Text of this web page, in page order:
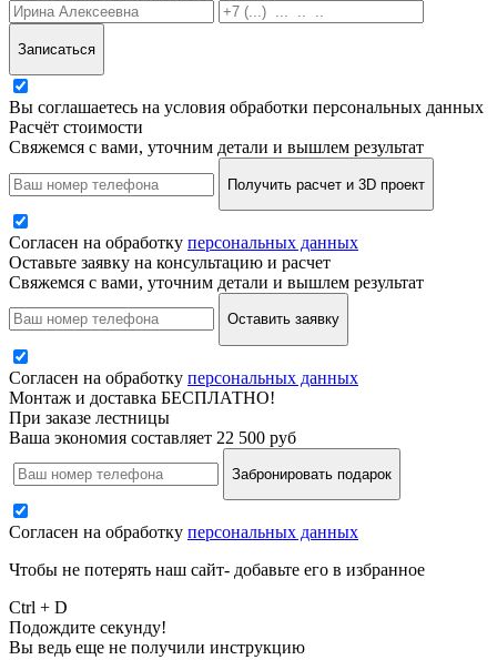
Записаться
Вы соглашаетесь на условия обработки персональных данных
Расчёт стоимости
Свяжемся с вами, уточним детали и вышлем результат
Получить расчет и 3D проект
Согласен на обработку персональных данных
Оставьте заявку на консультацию и расчет
Свяжемся с вами, уточним детали и вышлем результат
Оставить заявку
Согласен на обработку персональных данных
Монтаж и доставка БЕСПЛАТНО!
При заказе лестницы
Ваша экономия составляет 22 500 руб
Забронировать подарок
Согласен на обработку персональных данных
Чтобы не потерять наш сайт- добавьте его в избранное
Ctrl + D
Подождите секунду!
Вы ведь еще не получили инструкцию